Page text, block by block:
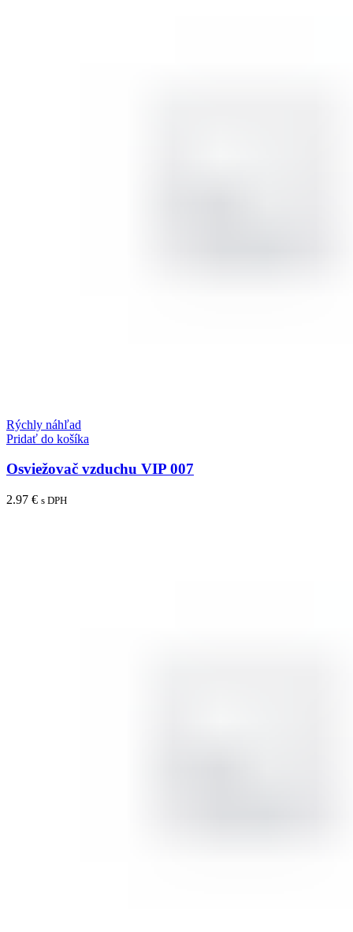
Rýchly náhľad
Pridať do košíka
Osviežovač vzduchu VIP 007
2.97 € s DPH